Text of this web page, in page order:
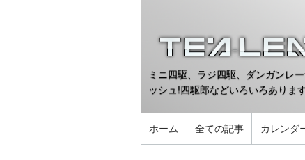
ミニ四駆、ラジ四駆、ダンガンレ
ッシュ!四駆郎などいろいろあります
ホーム 全ての記事 カレンダ